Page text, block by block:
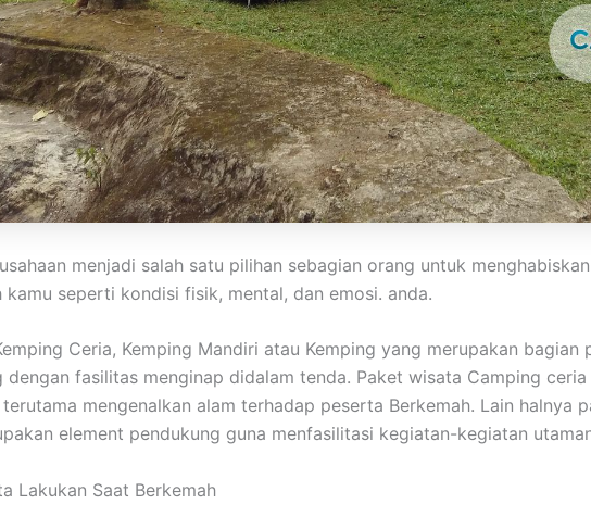
menjadi salah satu pilihan sebagian orang untuk
seperti kondisi fisik, mental, dan emosi. anda.
Ceria, Kemping Mandiri atau Kemping yang merupakan
fasilitas menginap didalam tenda. Paket wisata Camping
mengenalkan alam terhadap peserta Berkemah. Lain
element pendukung guna menfasilitasi kegiatan-kegiatan
Lakukan Saat Berkemah